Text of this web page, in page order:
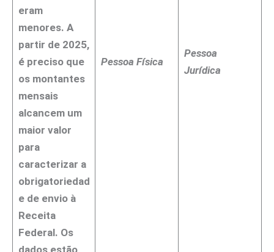
eram
menores. A
partir de 2025,
é preciso que
os montantes
mensais
alcancem um
maior valor
para
caracterizar a
obrigatoriedad
e de envio à
Receita
Federal. Os
dados estão
Pessoa Física
Pessoa
Jurídica